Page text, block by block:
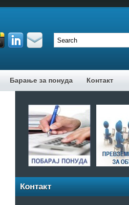
Барање за понуда Контакт
Контакт